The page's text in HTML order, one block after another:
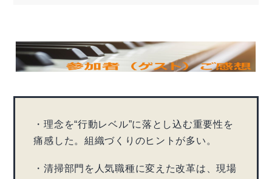
・理念を“行動レベル”に落とし込む重要性を
痛感した。組織づくりのヒントが多い。
・清掃部門を人気職種に変えた改革は、現場